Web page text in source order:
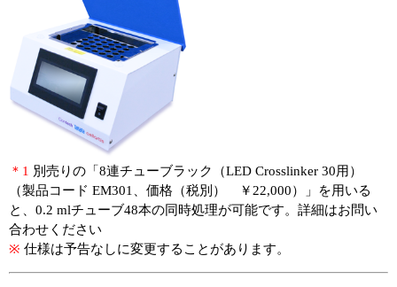
＊1 別売りの「8連チューブラック（LED Crosslinker 30用）
（製品コード EM301、価格（税別） ￥22,000）」を用いる
と、0.2 mlチューブ48本の同時処理が可能です。詳細はお問い
合わせください
※ 仕様は予告なしに変更することがあります。